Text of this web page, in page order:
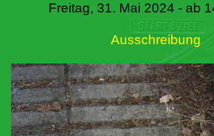
Termine
Freitag, 31. Mai 2024 - ab
Ausschreibung